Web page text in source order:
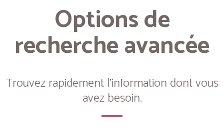
Options de
recherche avancée
Trouvez rapidement l'information dont vous
avez besoin.